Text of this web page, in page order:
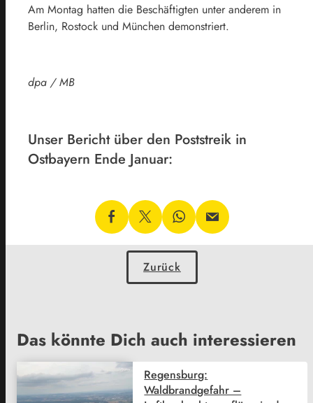
Am Montag hatten die Beschäftigten unter anderem in
Berlin, Rostock und München demonstriert.
dpa / MB
Unser Bericht über den Poststreik in
Ostbayern Ende Januar:
Zurück
Das könnte Dich auch interessieren
Regensburg:
Waldbrandgefahr –